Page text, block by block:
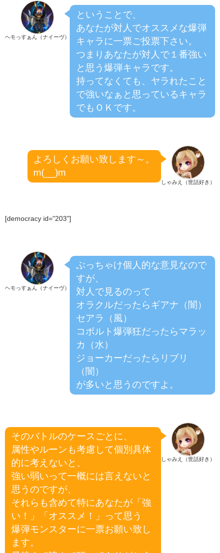
ヘモっすぁん（ナイーヴ）
ということで、
あなたが対人でオススメな爆弾
キャラに一票ご投票下さい。
つまりあなたが対人で１番強い
と思う爆弾キャラです。
持ってなくても、ヤラれたこと
で強いなぁと思っているキャラ
でもＯＫです。
しゃみえ（世話好き）
よろしくお願い致します～。
m(__)m
[democracy id="203"]
ヘモっすぁん（ナイーヴ）
ぶっちゃけ個人的な意見なので
すが、
対人で見るのって
オラクルだったらギアナ（闇）
セアラ（風）
コボルト爆弾狂だったらマラッ
カ（水）
ジョーカーだったらリブリ
（闇）
が多いと思うのですよ。
しゃみえ（世話好き）
そのバトルのケースごとに、
属性やルーンも考慮して個別具体
的に考えないと、
強い弱いって一概には言えないと
思うのですが、
それらも含めて特にあなたが「強
い！」「オススメ！」って思う
爆弾モンスターに一票お願い致し
ます。